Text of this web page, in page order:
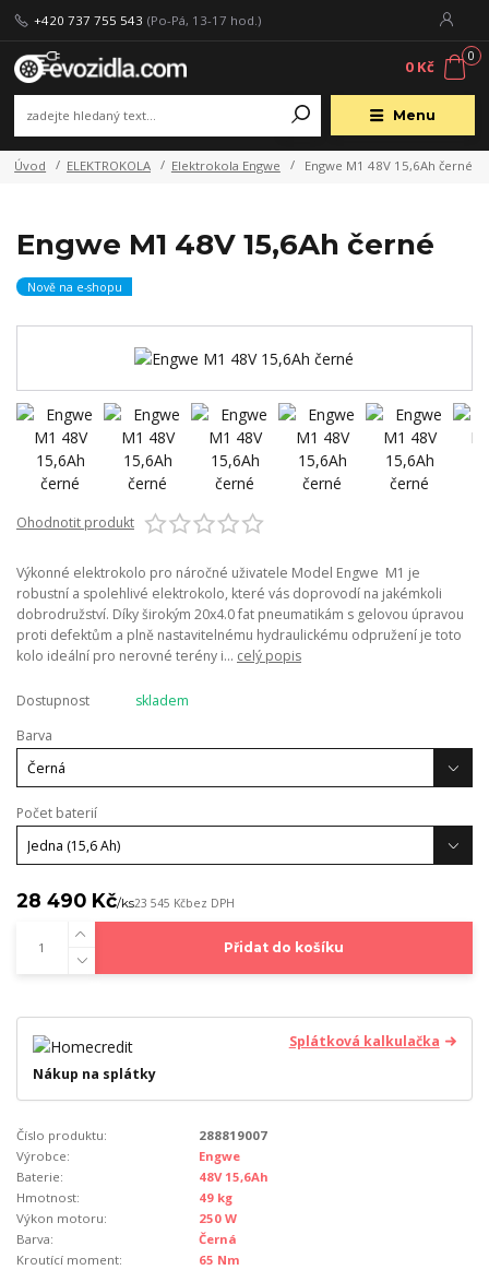
Menu
+420 737 755 543 (Po-Pá, 13-17 hod.)
0
0 Kč
Úvod ELEKTROKOLA Elektrokola Engwe Engwe M1 48V 15,6Ah černé
Engwe M1 48V 15,6Ah černé
Nově na e-shopu
Ohodnotit produkt
Výkonné elektrokolo pro náročné uživatele Model Engwe M1 je
robustní a spolehlivé elektrokolo, které vás doprovodí na jakémkoli
dobrodružství. Díky širokým 20x4.0 fat pneumatikám s gelovou úpravou
proti defektům a plně nastavitelnému hydraulickému odpružení je toto
kolo ideální pro nerovné terény i... celý popis
Dostupnost
skladem
Barva
Počet baterií
28 490 Kč/ks23 545 Kčbez DPH
Přidat do košíku
Splátková kalkulačka
Nákup na splátky
Číslo produktu:
288819007
Výrobce:
Engwe
Baterie:
48V 15,6Ah
Hmotnost:
49 kg
Výkon motoru:
250 W
Barva:
Černá
Kroutící moment:
65 Nm